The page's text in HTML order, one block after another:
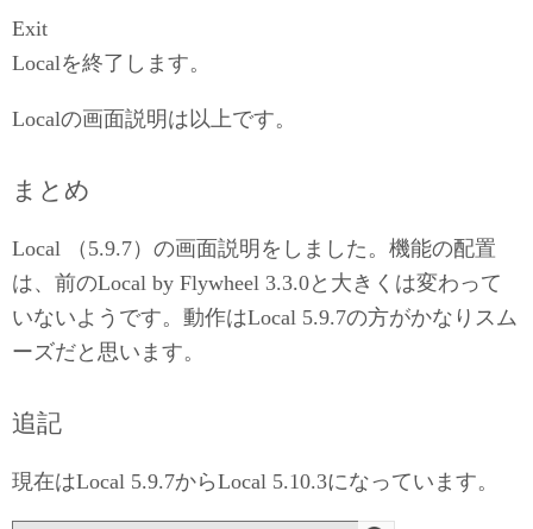
Exit
Localを終了します。
Localの画面説明は以上です。
まとめ
Local （5.9.7）の画面説明をしました。機能の配置
は、前のLocal by Flywheel 3.3.0と大きくは変わって
いないようです。動作はLocal 5.9.7の方がかなりスム
ーズだと思います。
追記
現在はLocal 5.9.7からLocal 5.10.3になっています。